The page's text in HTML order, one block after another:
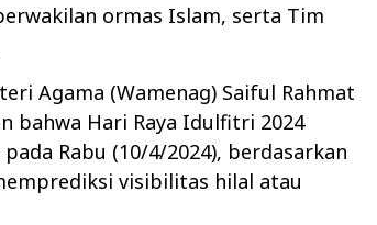
ormas Islam, serta Tim
Agama (Wamenag) Saiful Rahmat
bahwa Hari Raya Idulfitri 2024
Rabu (10/4/2024), berdasarkan
visibilitas hilal atau